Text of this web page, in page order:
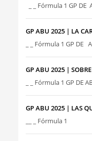
_ _ Fórmula 1 GP
GP ABU 2025 | LA
_ _ Fórmula 1 GP DE
GP ABU 2025 |
_ _ Fórmula 1 GP DE
GP ABU 2025 | LAS
__ _ Fórmula 1